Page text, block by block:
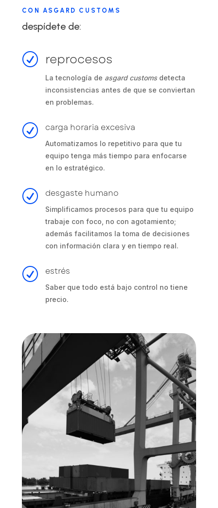
CON ASGARD CUSTOMS
despídete de:
R reprocesos
La tecnología de asgard customsdetecta
inconsistencias antes de que se conviertan
en problemas.
R carga horaria excesiva
Automatizamos lo repetitivo para que tu
equipo tenga más tiempo para enfocarse
en lo estratégico.
R desgaste humano
Simplificamos procesos para que tu equipo
trabaje con foco, no con agotamiento;
además facilitamos la toma de decisiones
con información clara y en tiempo real.
R estrés
Saber que todo está bajo control no tiene
precio.